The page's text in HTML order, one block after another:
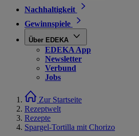
Nachhaltigkeit
Gewinnspiele
Über EDEKA
EDEKA App
Newsletter
Verbund
Jobs
Zur Startseite
Rezeptwelt
Rezepte
Spargel-Tortilla mit Chorizo